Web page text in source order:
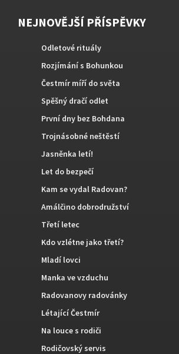
NEJNOVĚJŠÍ PŘÍSPĚVKY
Odletové rituály
Rozjímání s Bohunkou
Čestmír míří do světa
Spěšný dračí odlet
První dny bez Bohdana
Trojnásobné neštěstí
Jasněnka letí!
Let do bezpečí
Kam se vydal Radovan?
Amálčino dobrodružství
Třetí letec
Kdo vzlétne jako třetí?
Mladí lovci
Manka ve vzduchu
Radovanovy radovánky
Létající Čestmír
Na louce s rodiči
Rodičovský servis